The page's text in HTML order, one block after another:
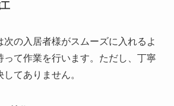
次の入居者様がスムーズに入れるよ
って作業を行います。ただし、丁寧
てありません。